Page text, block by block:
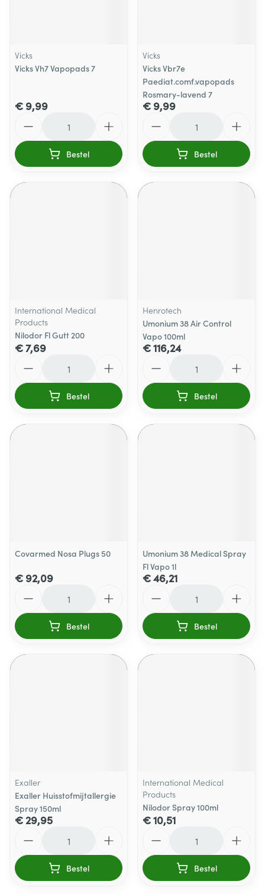
Vicks
Vicks Vh7 Vapopads 7
€ 9,99
Bestel
Vicks
Vicks Vbr7e
Paediat.comf.vapopads
Rosmary-lavend 7
€ 9,99
Bestel
International Medical
Products
Nilodor Fl Gutt 200
€ 7,69
Bestel
Henrotech
Umonium 38 Air Control
Vapo 100ml
€ 116,24
Bestel
Covarmed Nosa Plugs 50
€ 92,09
Bestel
Umonium 38 Medical Spray
Fl Vapo 1l
€ 46,21
Bestel
Exaller
Exaller Huisstofmijtallergie
Spray 150ml
€ 29,95
Bestel
International Medical
Products
Nilodor Spray 100ml
€ 10,51
Bestel